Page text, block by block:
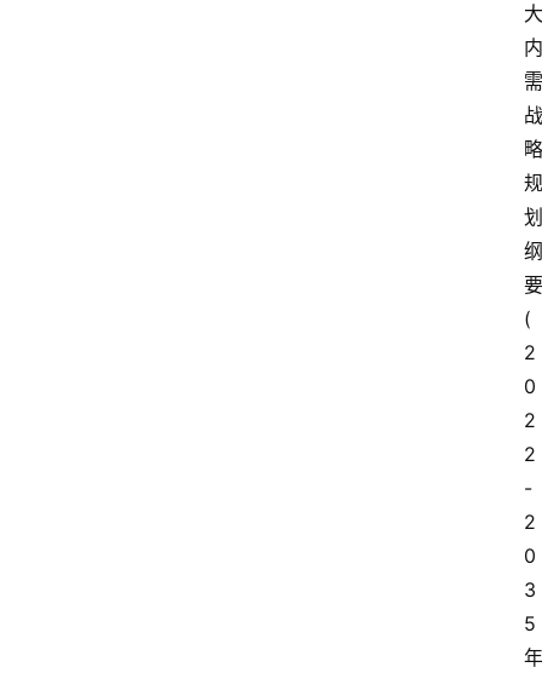
大
内
需
战
略
规
划
纲
要
(
2
0
2
2
-
2
0
3
5
年